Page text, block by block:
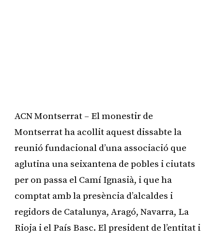
ACN Montserrat – El monestir de
Montserrat ha acollit aquest dissabte la
reunió fundacional d’una associació que
aglutina una seixantena de pobles i ciutats
per on passa el Camí Ignasià, i que ha
comptat amb la presència d’alcaldes i
regidors de Catalunya, Aragó, Navarra, La
Rioja i el País Basc. El president de l’entitat i